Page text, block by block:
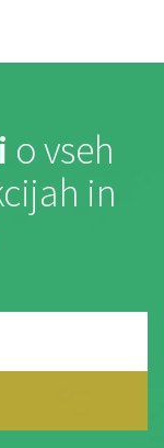
o vseh
in